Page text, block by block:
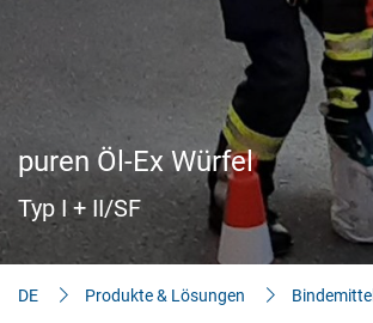
Produkte & Lösungen
Mein Bereich
Bauherren-Wissen
Downloads
puren Öl-Ex Würfel
Typ I + II/SF
DE Produkte & Lösungen Bindemittel